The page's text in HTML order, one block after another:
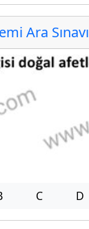
Ara Sınavı
C D